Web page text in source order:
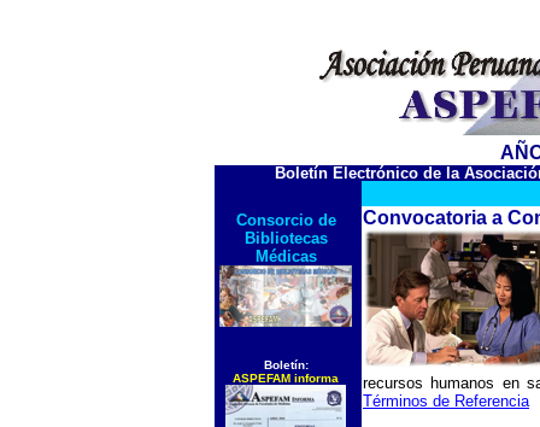
Boletín Electrónico de la
Consorcio de
Bibliotecas
Médicas
Boletín:
ASPEFAM informa
Convocatoria a
recursos humanos en
Términos de Referencia